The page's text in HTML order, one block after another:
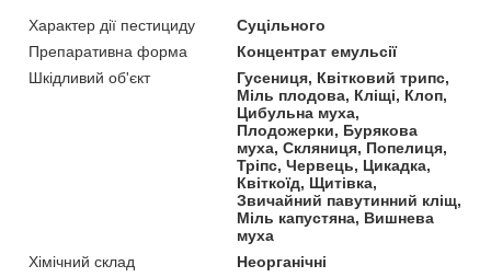
Характер дії пестициду
Суцільного
Препаративна форма
Концентрат емульсії
Шкідливий об'єкт
Гусениця, Квітковий трипс,
Міль плодова, Кліщі, Клоп,
Цибульна муха,
Плодожерки, Бурякова
муха, Скляниця, Попелиця,
Тріпс, Червець, Цикадка,
Квіткоїд, Щитівка,
Звичайний павутинний кліщ,
Міль капустяна, Вишнева
муха
Хімічний склад
Неорганічні